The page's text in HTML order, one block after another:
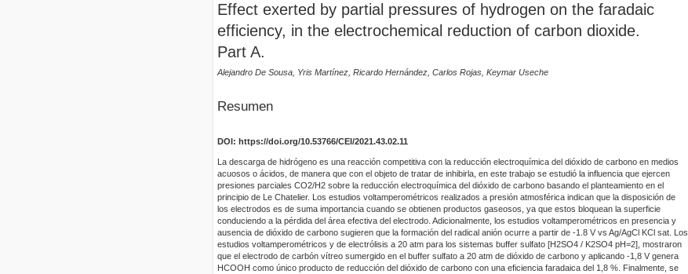
Effect exerted by partial pressures of hydrogen on the faradaic
efficiency, in the electrochemical reduction of carbon dioxide.
Part A.
Alejandro De Sousa, Yris Martínez, Ricardo Hernández, Carlos Rojas, Keymar Useche
Resumen
DOI: https://doi.org/10.53766/CEI/2021.43.02.11
La descarga de hidrógeno es una reacción competitiva con la reducción electroquímica del dióxido de carbono en medios
acuosos o ácidos, de manera que con el objeto de tratar de inhibirla, en este trabajo se estudió la influencia que ejercen
presiones parciales CO2/H2 sobre la reducción electroquímica del dióxido de carbono basando el planteamiento en el
principio de Le Chatelier. Los estudios voltamperométricos realizados a presión atmosférica indican que la disposición de
los electrodos es de suma importancia cuando se obtienen productos gaseosos, ya que estos bloquean la superficie
conduciendo a la pérdida del área efectiva del electrodo. Adicionalmente, los estudios voltamperométricos en presencia y
ausencia de dióxido de carbono sugieren que la formación del radical anión ocurre a partir de -1.8 V vs Ag/AgCl KCl sat. Los
estudios voltamperométricos y de electrólisis a 20 atm para los sistemas buffer sulfato [H2SO4 / K2SO4 pH=2], mostraron
que el electrodo de carbón vítreo sumergido en el buffer sulfato a 20 atm de dióxido de carbono y aplicando -1,8 V genera
HCOOH como único producto de reducción del dióxido de carbono con una eficiencia faradaica del 1,8 %. Finalmente, se